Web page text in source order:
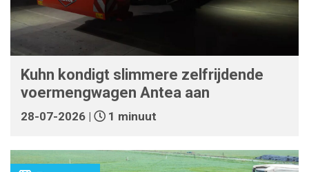
Kuhn kondigt slimmere zelfrijdende
voermengwagen Antea aan
28-07-2026 | 1 minuut